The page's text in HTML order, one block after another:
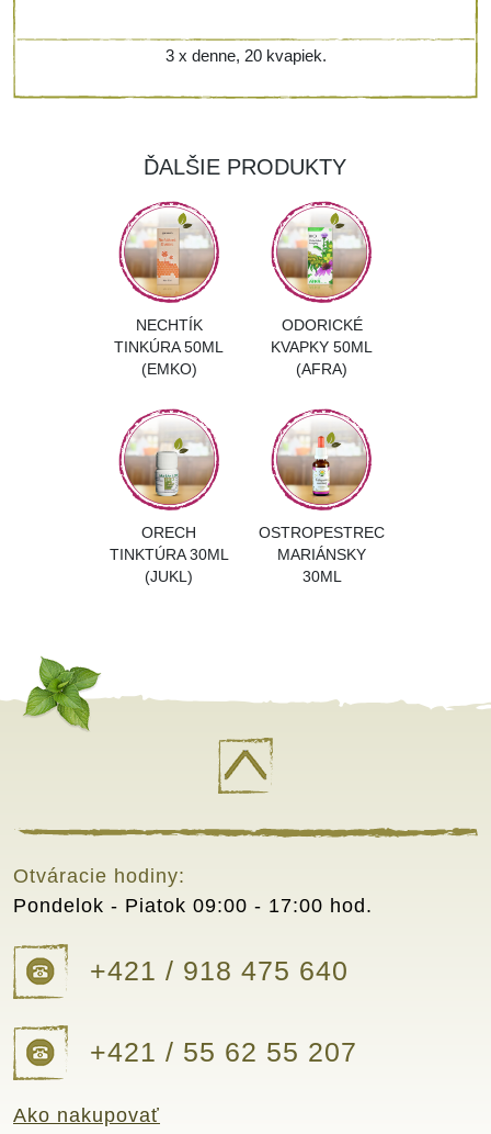
3 x denne, 20 kvapiek.
ĎALŠIE PRODUKTY
NECHTÍK
TINKÚRA 50ML
(EMKO)
ODORICKÉ
KVAPKY 50ML
(AFRA)
ORECH
TINKTÚRA 30ML
(JUKL)
OSTROPESTREC
MARIÁNSKY
30ML
Ako nakupovať
+421 / 918 475 640
+421 / 55 62 55 207
Otváracie hodiny:
Pondelok - Piatok 09:00 - 17:00 hod.